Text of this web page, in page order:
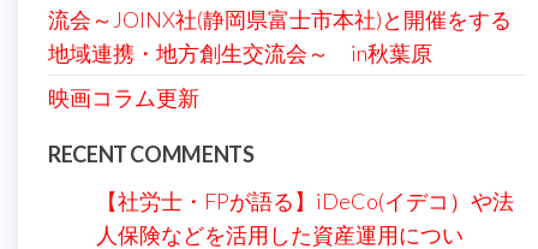
流会～JOINX社(静岡県富士市本社)と開催をする
地域連携・地方創生交流会～ in秋葉原
映画コラム更新
RECENT COMMENTS
【社労士・FPが語る】iDeCo(イデコ）や法
人保険などを活用した資産運用につい